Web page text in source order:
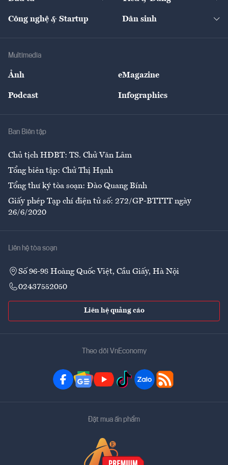
Tư vấn
Thị trường
Nông sản
Giải trí
Công nghệ & Startup Dân sinh
Multimedia
Ảnh eMagazine
Podcast Infographics
Ban Biên tập
Chủ tịch HĐBT: TS. Chử Văn Lâm
Tổng biên tập: Chử Thị Hạnh
Tổng thư ký tòa soạn: Đào Quang Bính
Giấy phép Tạp chí điện tử số: 272/GP-BTTTT ngày
26/6/2020
Liên hệ tòa soạn
Số 96-98 Hoàng Quốc Việt, Cầu Giấy, Hà Nội
02437552050
Liên hệ quảng cáo
Theo dõi VnEconomy
Đặt mua ấn phẩm